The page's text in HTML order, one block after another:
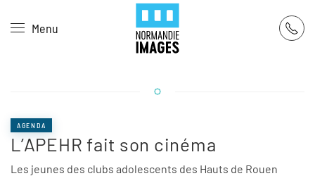
Skip to main content
Menu
AGENDA
L’APEHR fait son cinéma
Les jeunes des clubs adolescents des Hauts de Rouen
Panneau de gestion des cookies